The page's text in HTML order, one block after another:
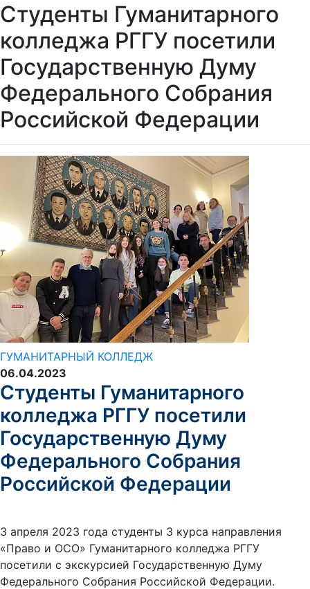
Студенты Гуманитарного
колледжа РГГУ посетили
Государственную Думу
Федерального Собрания
Российской Федерации
ГУМАНИТАРНЫЙ КОЛЛЕДЖ
06.04.2023
Студенты Гуманитарного
колледжа РГГУ посетили
Государственную Думу
Федерального Собрания
Российской Федерации
3 апреля 2023 года студенты 3 курса направления
«Право и ОСО» Гуманитарного колледжа РГГУ
посетили с экскурсией Государственную Думу
Федерального Собрания Российской Федерации.